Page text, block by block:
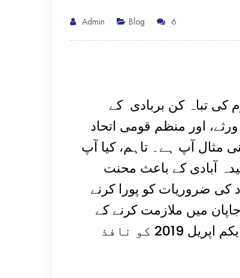
Admin Blog 6
تباہ کن بربادی کے
اور منظم قومی اتحاد
مثال آپ ہے۔ تاہم، کیا آپ
آبادی کے باعث محنت
ضروریات کو پورا کرنے
میں ملازمت کرنے کے
لئےآمادہ کرنے کے لئے ایک نئی پالیسی بنائی گئی جو یکم اپریل 2019 کو نافذ